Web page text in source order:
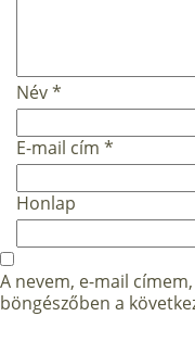
Név*
E-mail cím *
Honlap
A nevem, e-mail
böngészőben a